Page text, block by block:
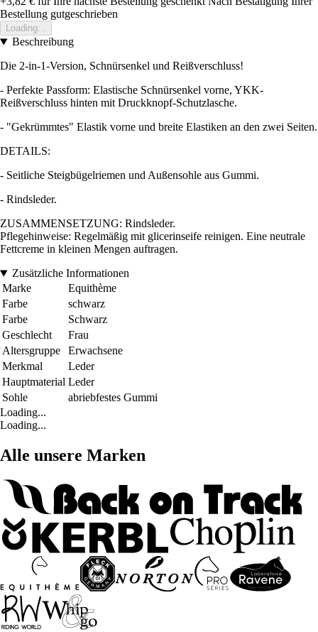
Bestellung gutgeschrieben
Loading...
Beschreibung
Die 2-in-1-Version, Schnürsenkel und Reißverschluss!
- Perfekte Passform: Elastische Schnürsenkel vorne, YKK-
Reißverschluss hinten mit Druckknopf-Schutzlasche.
- "Gekrümmtes" Elastik vorne und breite Elastiken an den zwei Seiten.
DETAILS:
- Seitliche Steigbügelriemen und Außensohle aus Gummi.
- Rindsleder.
ZUSAMMENSETZUNG: Rindsleder.
Pflegehinweise: Regelmäßig mit glicerinseife reinigen. Eine neutrale
Fettcreme in kleinen Mengen auftragen.
Zusätzliche Informationen
Marke
Equithème
Farbe
schwarz
Farbe
Schwarz
Geschlecht
Frau
Altersgruppe
Erwachsene
Merkmal
Leder
Hauptmaterial Leder
Sohle
abriebfestes Gummi
Loading...
Loading...
Alle unsere Marken